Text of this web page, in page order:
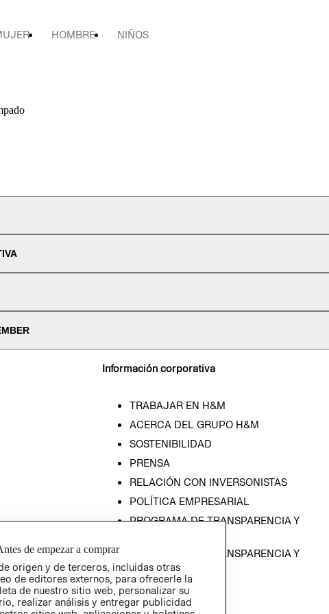
HOMBRE NIÑOS
Información corporativa
TRABAJAR EN H&M
ACERCA DEL GRUPO H&M
SOSTENIBILIDAD
PRENSA
RELACIÓN CON INVERSONISTAS
POLÍTICA EMPRESARIAL
PROGRAMA DE TRANSPARENCIA Y
PROGRAMA DE TRANSPARENCIA Y
ÉTICA (INGLÉS)
de empezar a comprar
origen y de terceros, incluidas otras
de editores externos, para ofrecerle la
de nuestro sitio web, personalizar su
realizar análisis y entregar publicidad